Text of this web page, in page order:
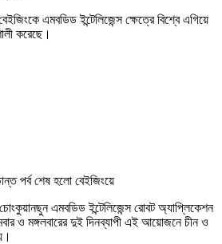
এমবডিড ইন্টেলিজেন্স ক্ষেত্রে বিশ্বে এগিয়ে
করেছে।
পর্ব শেষ হলো বেইজিংয়ে
এমবডিড ইন্টেলিজেন্স রোবট অ্যাপ্লিকেশন
ও মঙ্গলবারের দুই দিনব্যাপী এই আয়োজনে চীন ও